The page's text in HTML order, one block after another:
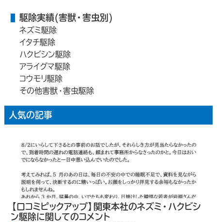
駆除実績(害獣・害虫別)
ネズミ駆除
イタチ駆除
ハクビシン駆除
アライグマ駆除
コウモリ駆除
その他害獣・害虫駆除
人気の記事
【口コミピックアップ】関東本社のネズミ・ハクビシ
ン駆除に関してのコメント